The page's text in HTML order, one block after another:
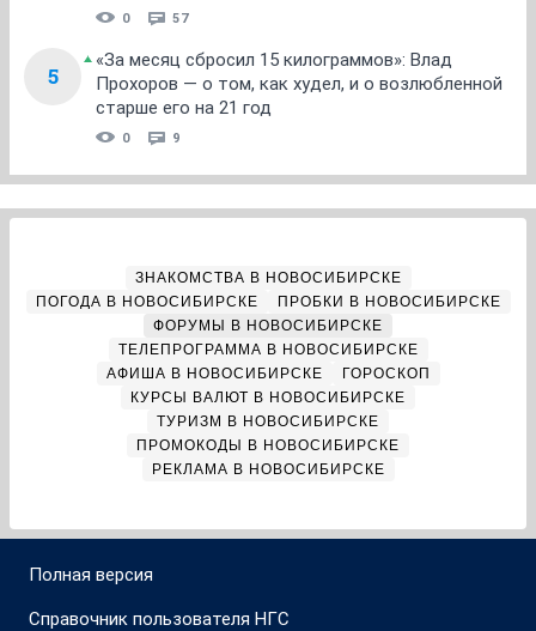
0 57
5
«За месяц сбросил 15 килограммов»: Влад
Прохоров — о том, как худел, и о возлюбленной
старше его на 21 год
0 9
ЗНАКОМСТВА В НОВОСИБИРСКЕ
ПОГОДА В НОВОСИБИРСКЕ
ПРОБКИ В НОВОСИБИРСКЕ
ФОРУМЫ В НОВОСИБИРСКЕ
ТЕЛЕПРОГРАММА В НОВОСИБИРСКЕ
АФИША В НОВОСИБИРСКЕ
ГОРОСКОП
КУРСЫ ВАЛЮТ В НОВОСИБИРСКЕ
ТУРИЗМ В НОВОСИБИРСКЕ
ПРОМОКОДЫ В НОВОСИБИРСКЕ
РЕКЛАМА В НОВОСИБИРСКЕ
Полная версия
Справочник пользователя НГС